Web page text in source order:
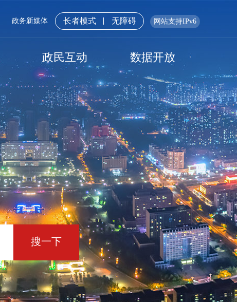
政务新媒体 长者模式 无障碍 网站支持IPv6
政民互动 数据开放
搜一下